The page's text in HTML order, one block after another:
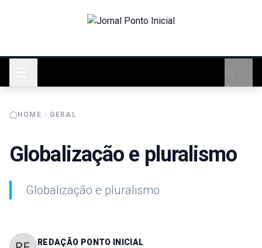
HOME GERAL
Globalização e pluralismo
Globalização e pluralismo
REDAÇÃO PONTO INICIAL